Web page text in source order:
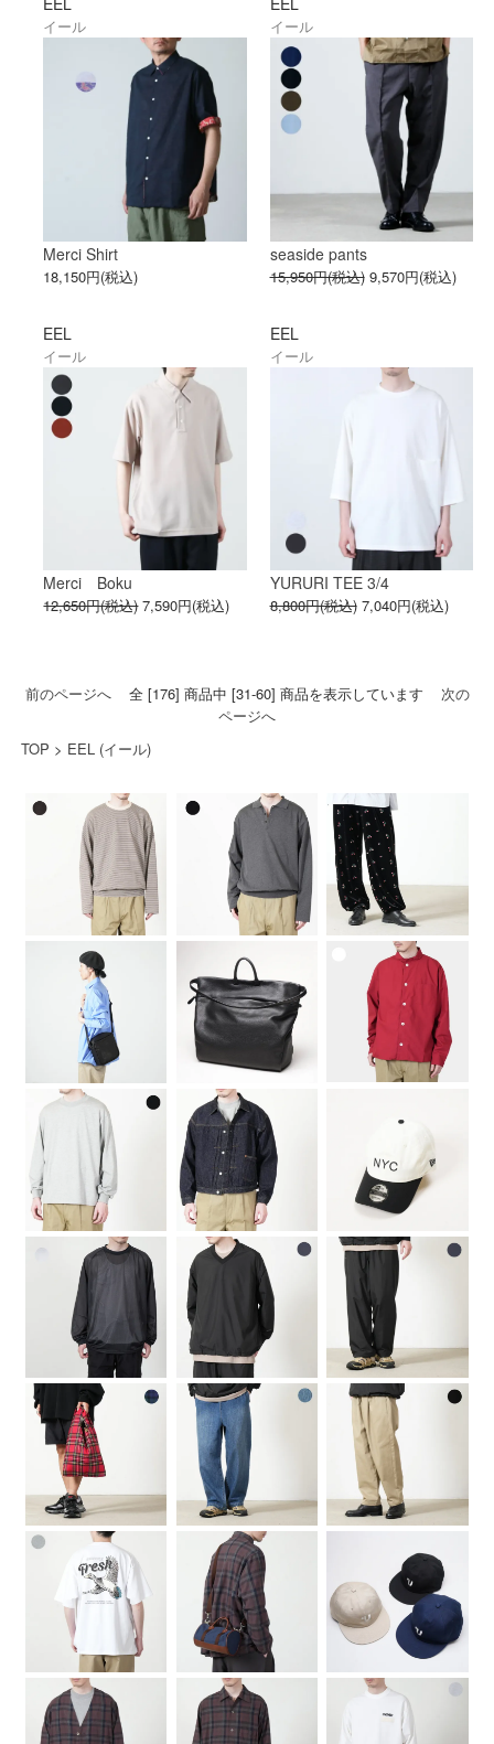
イール
Merci Shirt
18,150円(税込)
イール
seaside pants
15,950円(税込) 9,570円(税込)
EEL
イール
Merci Boku
12,650円(税込) 7,590円(税込)
EEL
イール
YURURI TEE 3/4
8,800円(税込) 7,040円(税込)
前のページへ全 [176] 商品中 [31-60] 商品を表示しています 次の
ページへ
TOP > EEL (イール)